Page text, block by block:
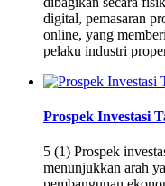
digital, pemasaran
online, yang
pelaku industri
Prospek Investasi
5 (1) Prospek
menunjukkan arah